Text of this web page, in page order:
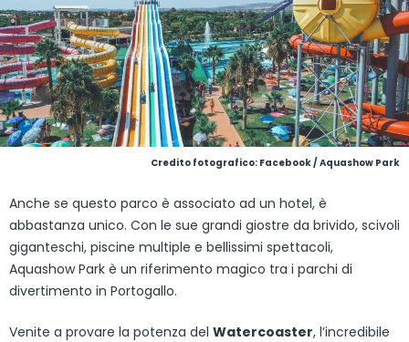
Credito fotografico: Facebook / Aquashow Park
Anche se questo parco è associato ad un hotel, è
abbastanza unico. Con le sue grandi giostre da brivido, scivoli
giganteschi, piscine multiple e bellissimi spettacoli,
Aquashow Park è un riferimento magico tra i parchi di
divertimento in Portogallo.
Venite a provare la potenza del Watercoaster, l’incredibile